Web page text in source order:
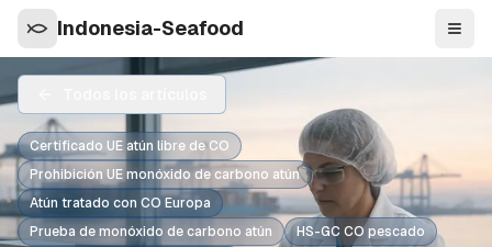
Indonesia-Seafood
Certificado UE atún libre de CO
Prohibición UE monóxido de carbono atún
Atún tratado con CO Europa
Prueba de monóxido de carbono atún
HS-GC CO pescado